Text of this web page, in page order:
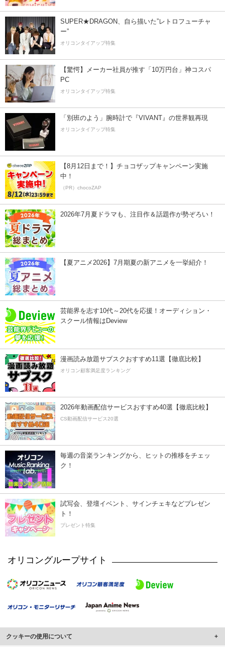
SUPER★DRAGON、自ら描いた”レトロフューチャ
ー”
オリコンタイアップ特集
【驚愕】メーカー社員が推す「10万円台」神コスパ
PC
オリコンタイアップ特集
「別班のよう」腕時計で『VIVANT』の世界観再現
オリコンタイアップ特集
【8月12日まで！】チョコザップキャンペーン実施
中！
（PR）chocoZAP
2026年7月夏ドラマも、注目作＆話題作が勢ぞろい！
【夏アニメ2026】7月期夏の新アニメを一挙紹介！
芸能界を志す10代～20代を応援！オーディション・
スクール情報はDeview
漫画読み放題サブスクおすすめ11選【徹底比較】
オリコン顧客満足度ランキング
2026年動画配信サービスおすすめ40選【徹底比較】
CS動画配信サービス20選
毎週の音楽ランキングから、ヒットの推移をチェッ
ク！
試写会、登壇イベント、サインチェキなどプレゼン
ト！
プレゼント特集
オリコングループサイト
クッキーの使用について